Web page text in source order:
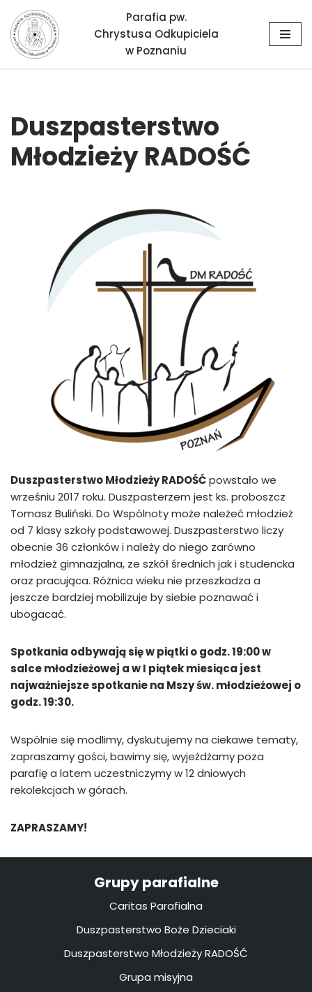
Przejdź
do
Parafia pw.
Chrystusa Odkupiciela
w Poznaniu
Duszpasterstwo
Młodzieży RADOŚĆ
Duszpasterstwo Młodzieży RADOŚĆpowstało we
wrześniu 2017 roku. Duszpasterzem jest ks. proboszcz
Tomasz Buliński. Do Wspólnoty może należeć młodzież
od 7 klasy szkoły podstawowej. Duszpasterstwo liczy
obecnie 36 członków i należy do niego zarówno
młodzież gimnazjalna, ze szkół średnich jak i studencka
oraz pracująca. Różnica wieku nie przeszkadza a
jeszcze bardziej mobilizuje by siebie poznawać i
ubogacać.
Spotkania odbywają się w piątki o godz. 19:00 w
salce młodzieżowej a w I piątek miesiąca jest
najważniejsze spotkanie na Mszy św. młodzieżowej o
godz. 19:30.
Wspólnie się modlimy, dyskutujemy na ciekawe tematy,
zapraszamy gości, bawimy się, wyjeżdżamy poza
parafię a latem uczestniczymy w 12 dniowych
rekolekcjach w górach.
ZAPRASZAMY!
Grupy parafialne
Caritas Parafialna
Duszpasterstwo Boże Dzieciaki
Duszpasterstwo Młodzieży RADOŚĆ
Grupa misyjna